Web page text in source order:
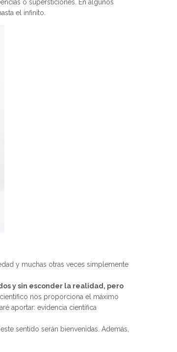
o supersticiones. En algunos
el infinito.
y muchas otras veces simplemente
y sin esconder la realidad, pero
nos proporciona el máximo
aportar: evidencia científica
sentido serán bienvenidas. Además,